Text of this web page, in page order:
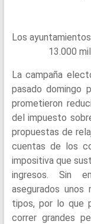
Los
13.000
La campaña
pasado domingo
prometieron
del impuesto
propuestas de
cuentas de los
impositiva que
ingresos. Sin
asegurados unos
tipos, por lo que
correr grandes